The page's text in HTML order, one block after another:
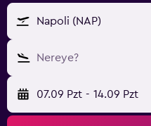
Napoli (NAP)
Nereye?
07.09 Pzt - 14.09 Pzt